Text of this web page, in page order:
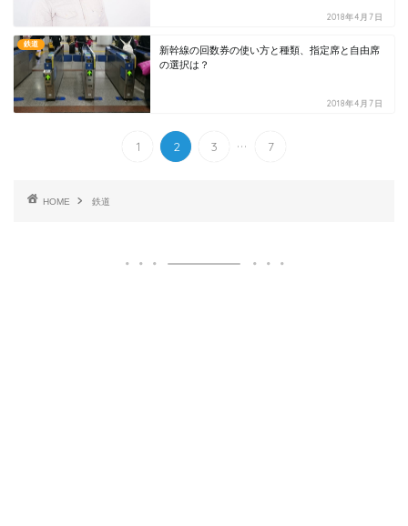
2018年4月7日
鉄道
新幹線の回数券の使い方と種類、指定席と自由席
の選択は？
2018年4月7日
1 2 3 ... 7
HOME 鉄道